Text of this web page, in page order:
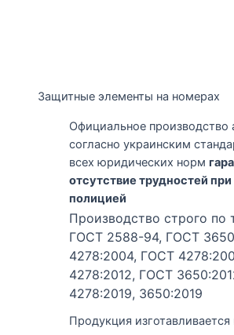
Защитные элементы на номерах
Официальное производство
согласно украинским
всех юридических норм
отсутствие трудностей
полицией
Производство строго по
ГОСТ 2588-94, ГОСТ
4278:2004, ГОСТ
4278:2012, ГОСТ
4278:2019, 3650:2019
Продукция